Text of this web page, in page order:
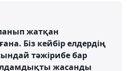
жатқан
Біз кейбір елдердің
тәжірибе бар
жасанды